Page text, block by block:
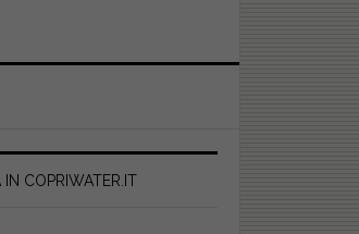
IN COPRIWATER.IT